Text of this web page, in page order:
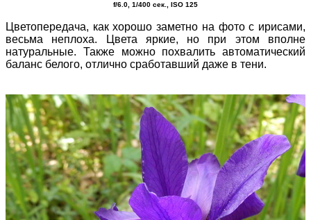
f/6.0, 1/400 сек., ISO 125
Цветопередача, как хорошо заметно на фото с ирисами,
весьма неплоха. Цвета яркие, но при этом вполне
натуральные. Также можно похвалить автоматический
баланс белого, отлично сработавший даже в тени.